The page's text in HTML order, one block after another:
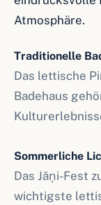
Atmosphäre.
Traditionelle
Das lettische
Badehaus
Sommerliche
Das Jāņi-Fest
wichtigste